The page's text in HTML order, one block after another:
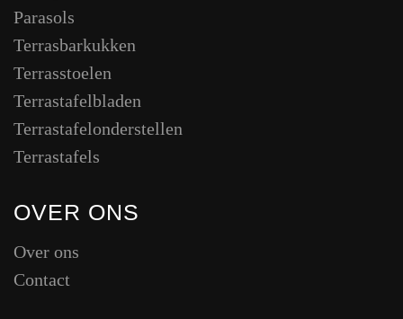
Parasols
Terrasbarkukken
Terrasstoelen
Terrastafelbladen
Terrastafelonderstellen
Terrastafels
OVER ONS
Over ons
Contact